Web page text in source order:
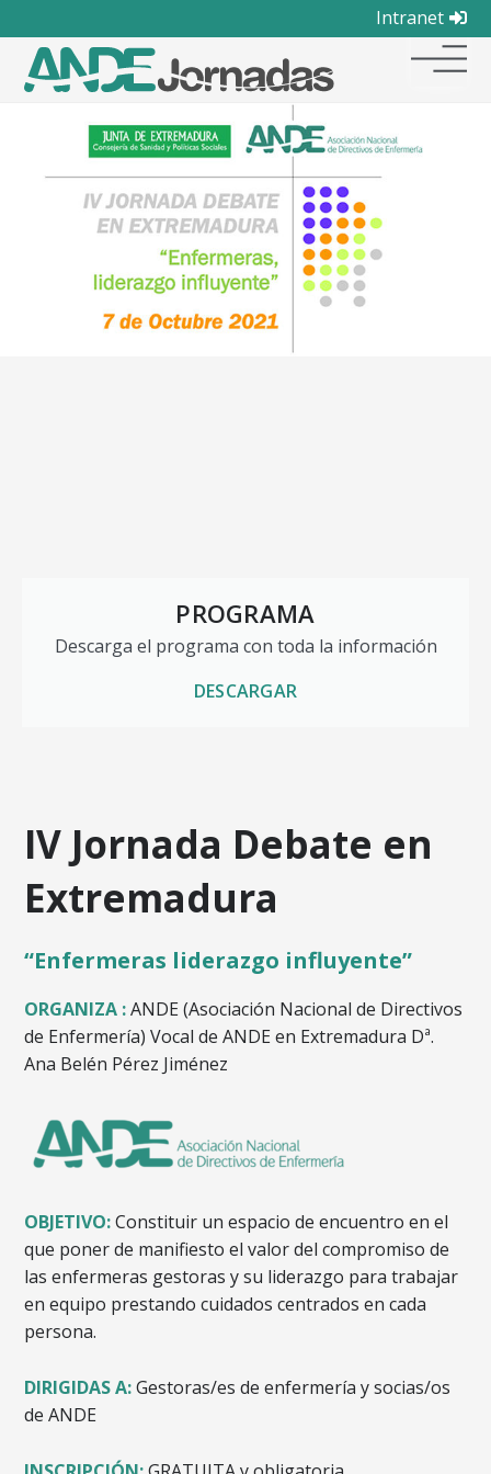
Intranet
PROGRAMA
Descarga el programa con toda la información
DESCARGAR
IV Jornada Debate en
Extremadura
“Enfermeras liderazgo influyente”
ORGANIZA :ANDE (Asociación Nacional de Directivos
de Enfermería) Vocal de ANDE en Extremadura Dª.
Ana Belén Pérez Jiménez
OBJETIVO:Constituir un espacio de encuentro en el
que poner de manifiesto el valor del compromiso de
las enfermeras gestoras y su liderazgo para trabajar
en equipo prestando cuidados centrados en cada
persona.
DIRIGIDAS A:Gestoras/es de enfermería y socias/os
de ANDE